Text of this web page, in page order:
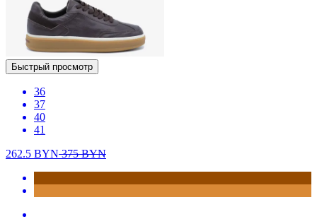
Быстрый просмотр
36
37
40
41
262.5 BYN375BYN